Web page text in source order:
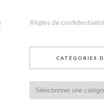
Règles de confidentialité
CATÉGORIES
du
blog